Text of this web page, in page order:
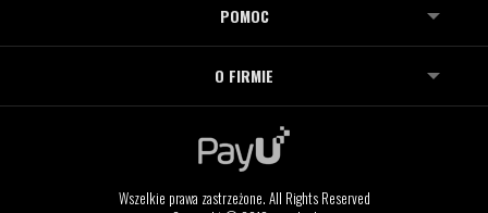
POMOC
O FIRMIE
Wszelkie prawa zastrzeżone. All Rights Reserved